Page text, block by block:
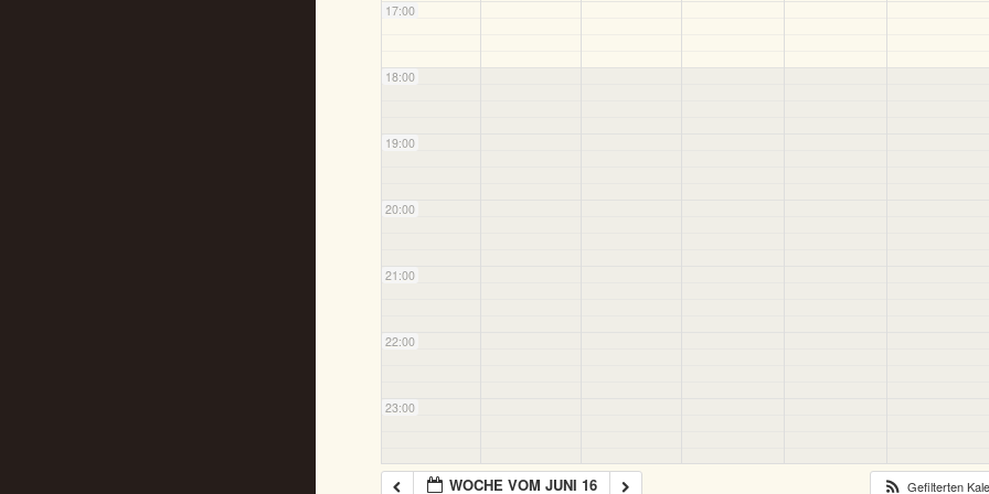
17:00
18:00
19:00
20:00
21:00
22:00
23:00
WOCHE VOM JUNI 16 Gefilterten